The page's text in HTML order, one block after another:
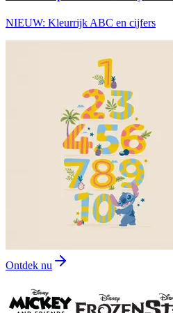
NIEUW: Kleurrijk ABC en cijfers
Ontdek nu